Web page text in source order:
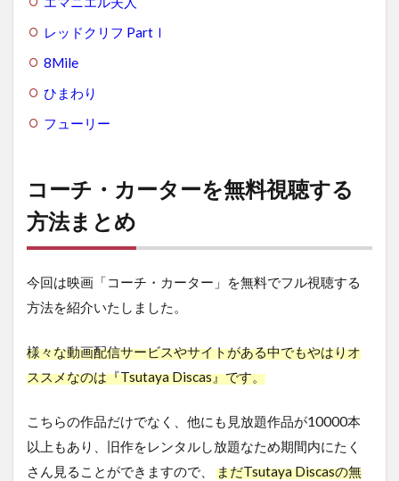
レッドクリフ PartⅠ
8Mile
ひまわり
フューリー
コーチ・カーターを無料視聴する
方法まとめ
今回は映画「コーチ・カーター」を無料でフル視聴する
方法を紹介いたしました。
様々な動画配信サービスやサイトがある中でもやはりオ
ススメなのは『Tsutaya Discas』です。
こちらの作品だけでなく、他にも見放題作品が10000本
以上もあり、旧作をレンタルし放題なため期間内にたく
さん見ることができますので、 まだTsutaya Discasの無